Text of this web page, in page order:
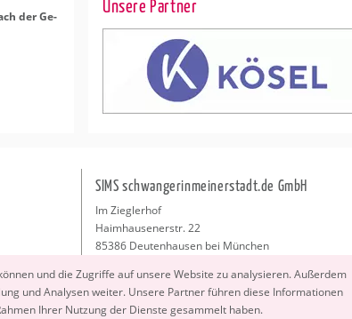
der Ge­
Unsere Partner
und die Zu­grif­fe auf un­se­re Web­site zu ana­ly­sie­ren. Au­ßer­dem
und Ana­ly­sen wei­ter. Un­se­re Part­ner füh­ren diese In­for­ma­tio­nen
Ihrer Nut­zung der Diens­te ge­sam­melt haben.
SIMS schwangerinmeinerstadt.de GmbH
Im Zieglerhof
Haimhausenerstr. 22
85386 Deutenhausen bei München